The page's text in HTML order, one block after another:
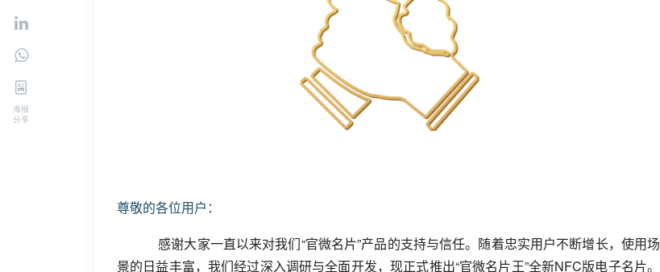
海报
分享
尊敬的各位用户：
感谢大家一直以来对我们“官微名片”产品的支持与信任。随着忠实用户不断增长，使用场
景的日益丰富，我们经过深入调研与全面开发，现正式推出“官微名片王”全新NFC版电子名片。